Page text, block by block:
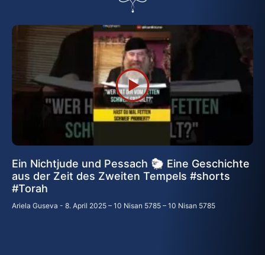
Ein Nichtjude und Pessach 🐑 Eine Geschichte
aus der Zeit des Zweiten Tempels #shorts
#Torah
Ariela Guseva 8. April 2025 – 10 Nisan 5785 – 10 Nisan 5785